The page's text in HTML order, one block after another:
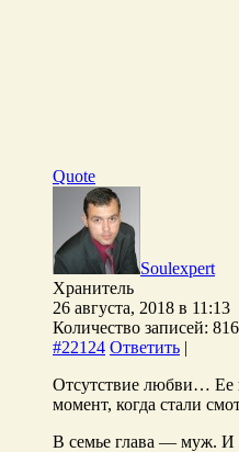
Quote
Soulexpert
Хранитель
26 августа, 2018 в 11:13
Количество записей: 816
#22124 Ответить |
Отсутствие любви… Ее
момент, когда стали
В семье глава — муж. И